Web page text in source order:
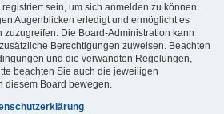
sein, um sich anmelden zu können.
Augenblicken erledigt und ermöglicht es
zuzugreifen. Die Board-Administration kann
Berechtigungen zuweisen. Beachten
und die verwandten Regelungen,
beachten Sie auch die jeweiligen
diesem Board bewegen.